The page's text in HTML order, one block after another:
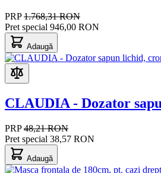
PRP 1.768,31 RON
Pret special 946,00 RON
Adaugă
CLAUDIA - Dozator
PRP 48,21 RON
Pret special 38,57 RON
Adaugă